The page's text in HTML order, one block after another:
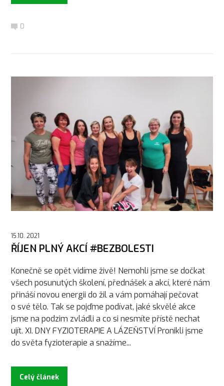
0
15.10. 2021
ŘÍJEN PLNÝ AKCÍ #BEZBOLESTI
Konečně se opět vidíme živě! Nemohli jsme se dočkat
všech posunutých školení, přednášek a akcí, které nám
přináší novou energii do žil a vám pomáhají pečovat
o své tělo. Tak se pojďme podívat, jaké skvělé akce
jsme na podzim zvládli a co si nesmíte přístě nechat
ujít. XI. DNY FYZIOTERAPIE A LÁZEŇSTVÍ Pronikli jsme
do světa fyzioterapie a snažíme...
Celý článek